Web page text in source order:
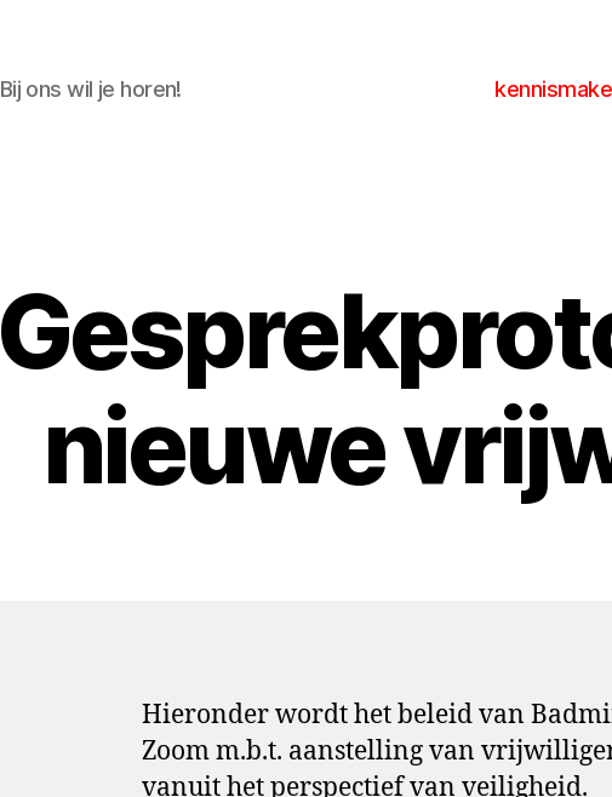
Bij ons wil je horen!
nieuwe
Hieronder wordt het beleid van
Zoom m.b.t. aanstelling van
vanuit het perspectief van veiligheid.